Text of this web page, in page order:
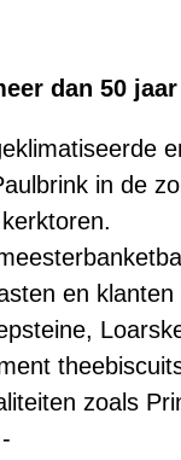
dan 50
in de
en
zoals